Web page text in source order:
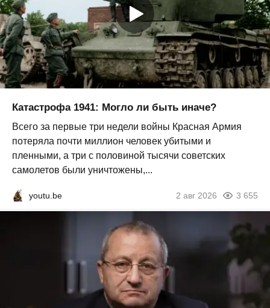
Катастрофа 1941: Могло ли быть иначе?
Всего за первые три недели войны Красная Армия
потеряла почти миллион человек убитыми и
пленными, а три с половиной тысячи советских
самолетов были уничтожены,...
youtu.be 2 авг 2026 3 655